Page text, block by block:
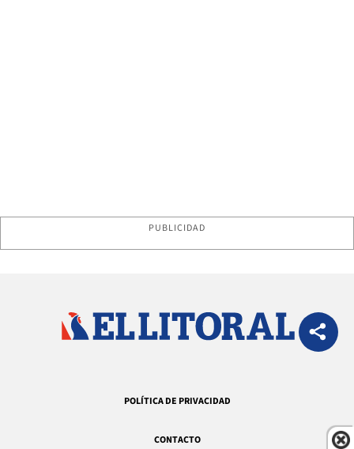
PUBLICIDAD
POLÍTICA DE PRIVACIDAD
CONTACTO